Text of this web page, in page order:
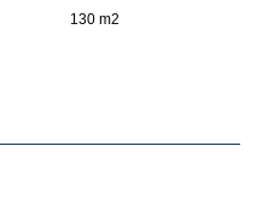
130 m2